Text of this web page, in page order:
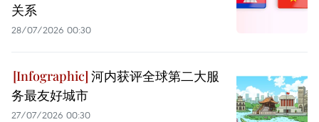
关系
28/07/2026 00:30
河内获评全球第二大服
务最友好城市
27/07/2026 00:30